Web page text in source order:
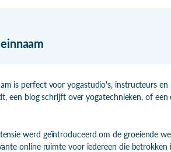
is perfect voor yogastudio's, instructeurs
een blog schrijft over yogatechnieken, of
werd geïntroduceerd om de groeiende
online ruimte voor iedereen die betrokken